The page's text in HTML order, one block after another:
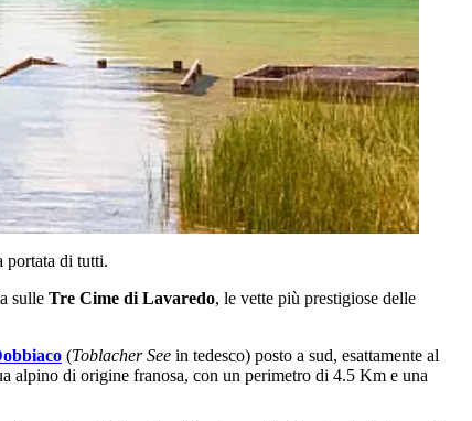
portata di tutti.
sulle Tre Cime di Lavaredo, le vette più prestigiose delle
(Toblacher See in tedesco) posto a sud, esattamente al
alpino di origine franosa, con un perimetro di 4.5 Km e una